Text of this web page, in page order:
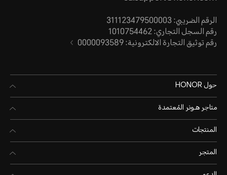
الرقم الضريبي: 311123479500003
رقم السجل التجاري: 1010754462
رقم توثيق التجارة الالكترونية: 0000093589
حول HONOR
متاجر هـونر المُعتمدة
المنتجات
المتجر